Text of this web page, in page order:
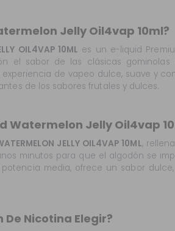
Jelly Oil4vap 10ml?
OIL4VAP 10ML es un e-liquid
el sabor de las clásicas gominolas
de vapeo dulce, suave y
de los sabores frutales y dulces.
Watermelon Jelly Oil4vap
JELLY OIL4VAP 10ML,
minutos para que el algodón se
potencia media, ofrece un sabor
Nicotina Elegir?